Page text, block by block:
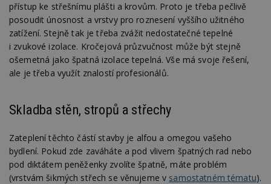
přístup ke střešnímu plášti a krovům. Proto je třeba pečlivě
posoudit únosnost a vrstvy pro roznesení vyššího užitného
zatížení. Stejně tak je třeba zvážit nedostatečné tepelné
i zvukové izolace. Kročejová průzvučnost může být stejně
ošemetná jako špatná izolace tepelná. Vše má svoje řešení,
ale je třeba využít znalostí profesionálů.
Skladba stěn, stropů a střechy
Zateplení těchto částí stavby je alfou a omegou vašeho
bydlení. Pokud zde zaváháte a pod vlivem špatných rad nebo
pod diktátem peněženky zvolíte špatně, máte problém
(vrstvám šikmých střech se věnujeme v samostatném tématu).